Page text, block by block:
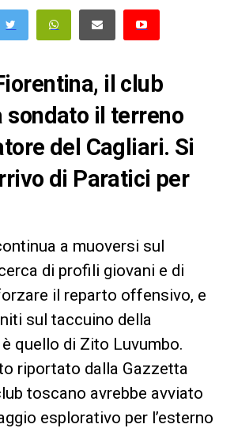
il club
sondato il terreno
del Cagliari. Si
di Paratici per
a muoversi sul
di profili giovani e di
il reparto offensivo, e
sul taccuino della
quello di Zito Luvumbo.
riportato dalla Gazzetta
toscano avrebbe avviato
esplorativo per l’esterno